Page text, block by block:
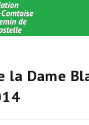
la Dame